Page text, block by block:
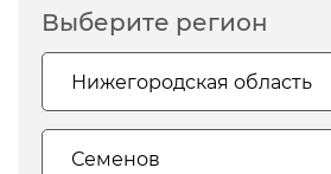
Выберите регион